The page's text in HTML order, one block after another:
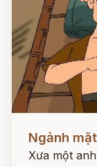
Ngảnh
Xưa một